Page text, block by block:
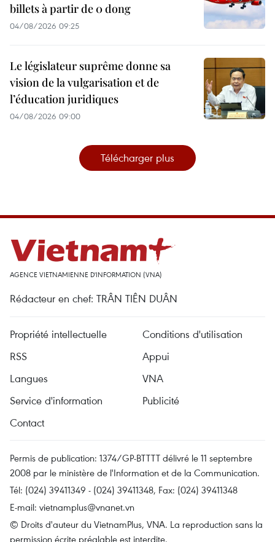
billets à partir de 0 dong
04/08/2026 09:25
Le législateur suprême donne sa
vision de la vulgarisation et de
l’éducation juridiques
04/08/2026 09:00
Télécharger plus
AGENCE VIETNAMIENNE D'INFORMATION (VNA)
Rédacteur en chef: TRÂN TIÊN DUÂN
Propriété intellectuelle
Conditions d'utilisation
RSS
Appui
Langues
VNA
Service d'information
Publicité
Contact
Permis de publication: 1374/GP-BTTTT délivré le 11 septembre
2008 par le ministère de l'Information et de la Communication.
Tél: (024) 39411349 - (024) 39411348, Fax: (024) 39411348
E-mail: vietnamplus@vnanet.vn
© Droits d'auteur du VietnamPlus, VNA. La reproduction sans la
permission écrite préalable est interdite.